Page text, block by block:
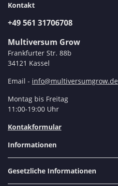
Kontakt
+49 561 31706708
Multiversum Grow
Frankfurter Str. 88b
34121 Kassel
Email - info@multiversumgrow.de
Montag bis Freitag
11:00-19:00 Uhr
Kontakformular
Informationen
Gesetzliche Informationen